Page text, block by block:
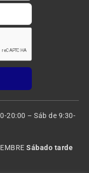
20:00 – Sáb de 9:30-
Sábado tarde